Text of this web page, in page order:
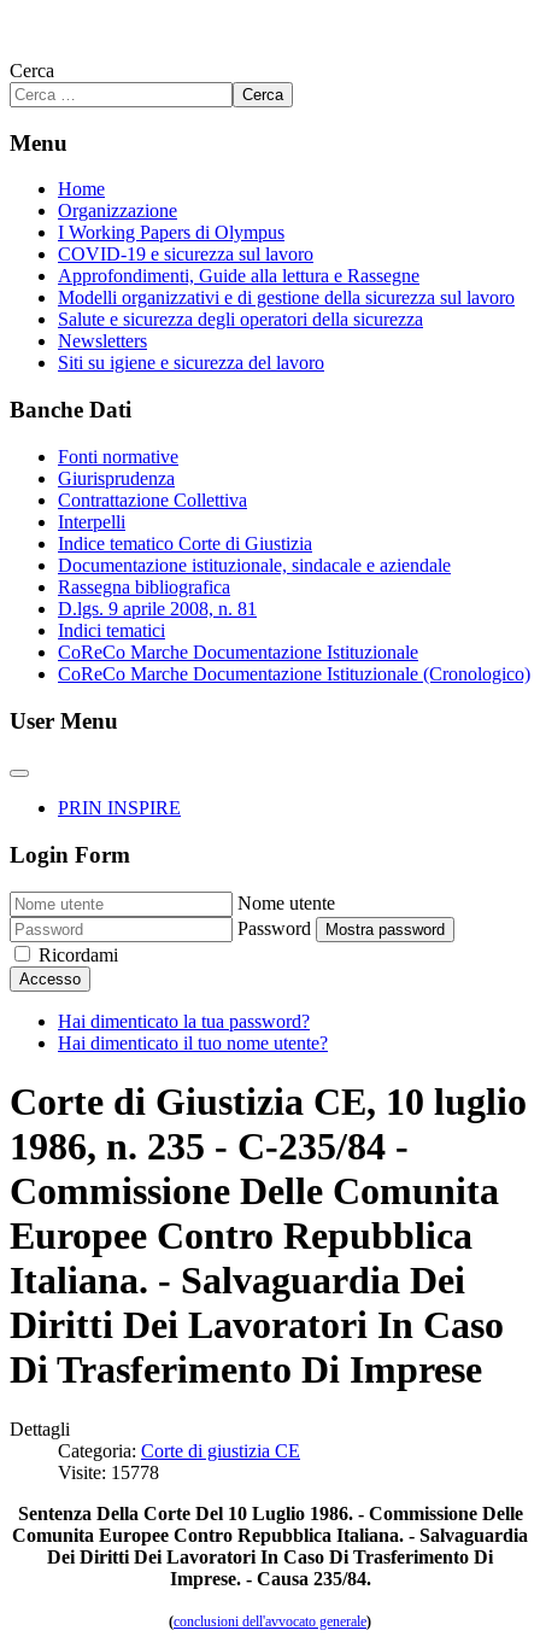
Cerca
Cerca
Menu
Home
Organizzazione
I Working Papers di Olympus
COVID-19 e sicurezza sul lavoro
Approfondimenti, Guide alla lettura e Rassegne
Modelli organizzativi e di gestione della sicurezza sul lavoro
Salute e sicurezza degli operatori della sicurezza
Newsletters
Siti su igiene e sicurezza del lavoro
Banche Dati
Fonti normative
Giurisprudenza
Contrattazione Collettiva
Interpelli
Indice tematico Corte di Giustizia
Documentazione istituzionale, sindacale e aziendale
Rassegna bibliografica
D.lgs. 9 aprile 2008, n. 81
Indici tematici
CoReCo Marche Documentazione Istituzionale
CoReCo Marche Documentazione Istituzionale (Cronologico)
User Menu
PRIN INSPIRE
Login Form
Nome utente
Password
Mostra password
Ricordami
Accesso
Hai dimenticato la tua password?
Hai dimenticato il tuo nome utente?
Corte di Giustizia CE, 10 luglio
1986, n. 235 - C-235/84 -
Commissione Delle Comunita
Europee Contro Repubblica
Italiana. - Salvaguardia Dei
Diritti Dei Lavoratori In Caso
Di Trasferimento Di Imprese
Dettagli
Categoria: Corte di giustizia CE
Visite: 15778
Sentenza Della Corte Del 10 Luglio 1986. - Commissione Delle
Comunita Europee Contro Repubblica Italiana. - Salvaguardia
Dei Diritti Dei Lavoratori In Caso Di Trasferimento Di
Imprese. - Causa 235/84.
(conclusioni dell'avvocato generale)